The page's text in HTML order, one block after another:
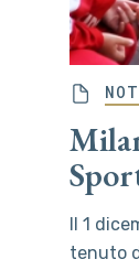
Il 1
tenuto